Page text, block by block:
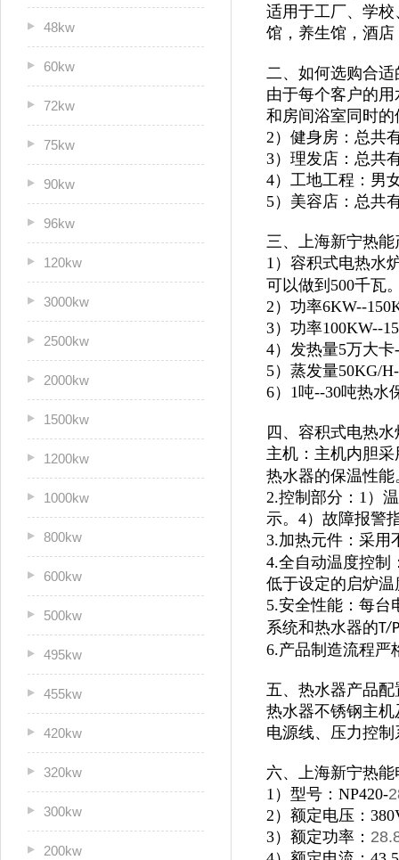
48kw
60kw
72kw
75kw
90kw
96kw
120kw
3000kw
2500kw
2000kw
1500kw
1200kw
1000kw
800kw
600kw
500kw
495kw
455kw
420kw
320kw
300kw
200kw
适用于工厂、学
馆， 养生馆，酒
二、如何选购合
由于每个客户的
和房间浴室同时的
2）健身房：总共
3）理发店：总共
4）工地工程：男
5）美容店：总共
三、上海新宁热
1）容积式电热水
可以做到500千瓦
2）功率6KW--
3）功率100KW--
4）发热量5万大
5）蒸发量50KG/
6）1吨--30吨热水
四、容积式电热
主机：主机内胆
热水器的保温性能
2.控制部分：1）
示。4）故障报警
3.加热元件：采用
4.全自动温度控制
低于设定的启炉
5.安全性能：每台
系统和热水器的T/P
6.产品制造流程严
五、热水器产品配
热水器不锈钢主
电源线、压力控
六、上海新宁热
1）型号：NP420-
2）额定电压：
3）额定功率：